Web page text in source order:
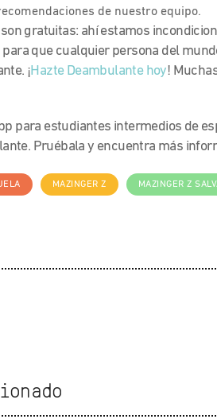
de nuestro equipo.
gratuitas: ahí estamos
que cualquier persona del
¡Hazte Deambulante hoy!
para estudiantes intermedios de
Pruébala y encuentra más
MAZINGER Z MAZINGER Z